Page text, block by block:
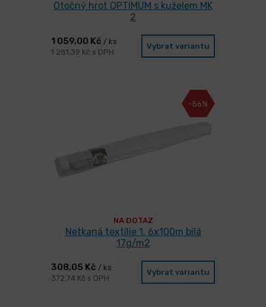
Otočný hrot OPTIMUM s kuželem MK
2
1 059,00 Kč / ks
1 281,39 Kč s DPH
Vybrat variantu
-56%
NA DOTAZ
Netkaná textílie 1. 6x100m bílá
17g/m2
308,05 Kč / ks
372,74 Kč s DPH
Vybrat variantu